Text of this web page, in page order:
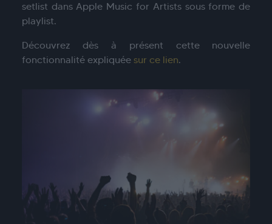
setlist dans Apple Music for Artists sous forme de
playlist.
Découvrez dès à présent cette nouvelle
fonctionnalité expliquée sur ce lien.